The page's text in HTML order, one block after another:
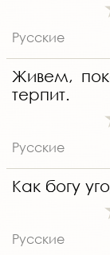
Русские
Живем,
терпит.
Русские
Как богу
Русские